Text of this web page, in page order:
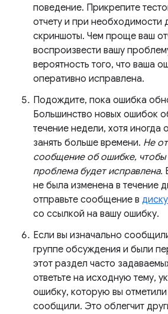
поведение. Прикрепите
отчету и при необходимости
скриншоты. Чем проще ваш
воспроизвести вашу
вероятность того, что ваша
оперативно исправлена.
Подождите, пока ошибка
Большинство новых ошибок
течение недели, хотя иногда
занять больше времени. Не
сообщение об ошибке, чтобы
проблема будет исправлена.
не была изменена в течение
отправьте сообщение в
со ссылкой на вашу ошибку.
Если вы изначально
группе обсуждения и были
этот раздел часто
ответьте на исходную тему,
ошибку, которую вы
сообщили. Это облегчит